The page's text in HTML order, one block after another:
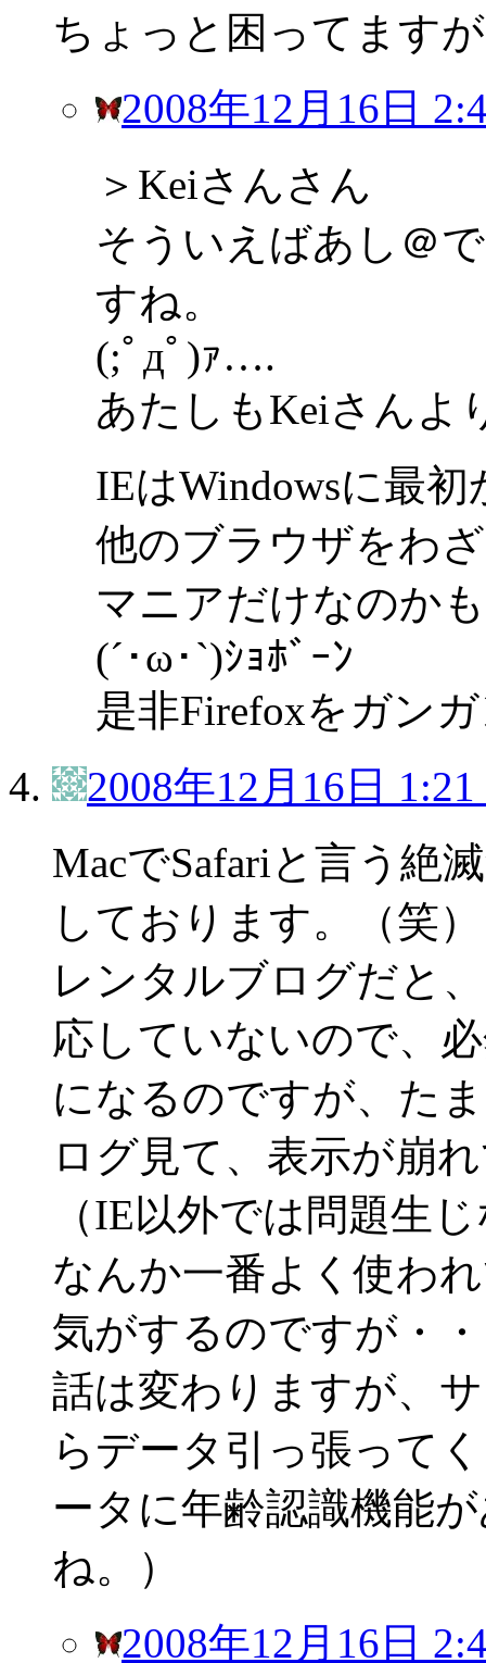
ちょっと困ってます
2008年12月16日
＞Keiさんさん
そういえばあし＠
すね。
(;ﾟдﾟ)ｧ….
あたしもKeiさんよ
IEはWindowsに最
他のブラウザをわ
マニアだけなのか
(´･ω･`)ｼｮﾎﾞｰﾝ
是非Firefoxをガン
2008年12月16日
MacでSafariと言う絶
しております。（笑）
レンタルブログだと
応していないので、
になるのですが、た
ログ見て、表示が崩
（IE以外では問題生
なんか一番よく使わ
気がするのですが・
話は変わりますが、
らデータ引っ張って
ータに年齢認識機能
ね。）
2008年12月16日